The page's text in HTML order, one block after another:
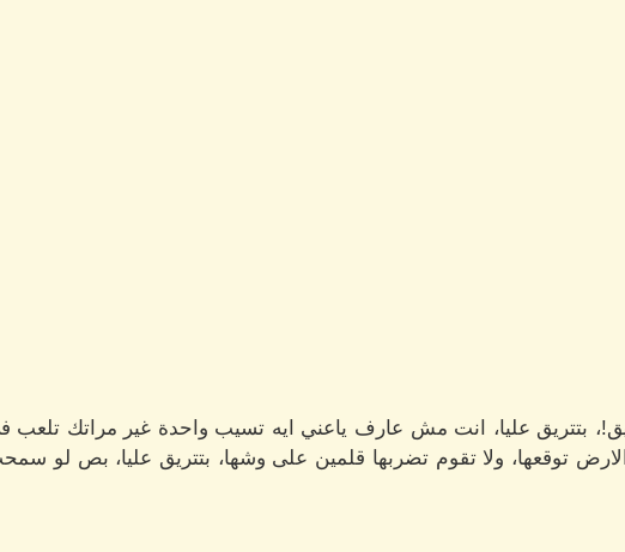
بتتريق عليا، انت مش عارف ياعني ايه تسيب واحدة غير مراتك تلعب
توقعها، ولا تقوم تضربها قلمين على وشها، بتتريق عليا، بص لو